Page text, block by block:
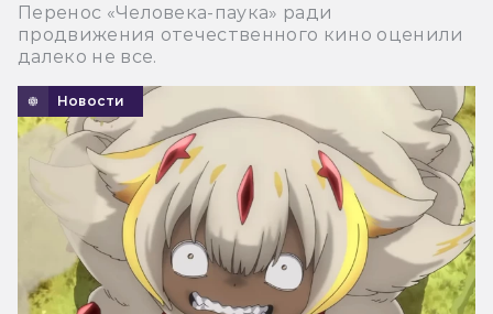
Перенос «Человека-паука» ради
продвижения отечественного кино оценили
далеко не все.
Новости